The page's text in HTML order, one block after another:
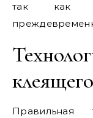
так как
Правильная